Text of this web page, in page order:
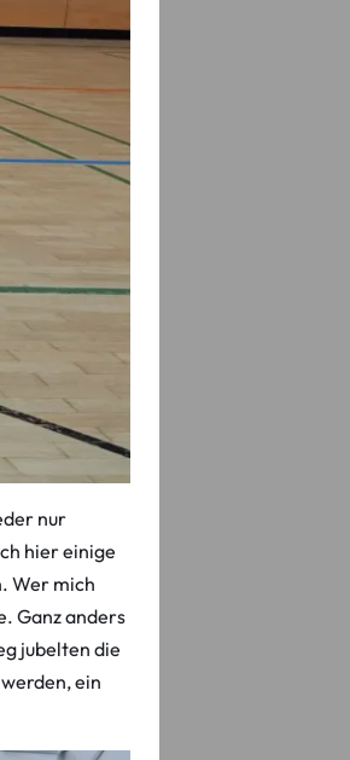
nur
hier einige
Wer mich
Ganz anders
jubelten die
ein